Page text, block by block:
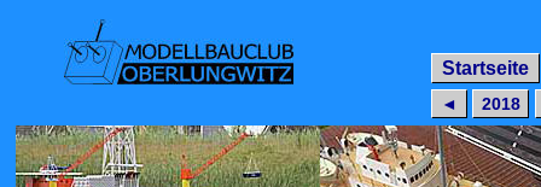
Startseite
◄ 2018